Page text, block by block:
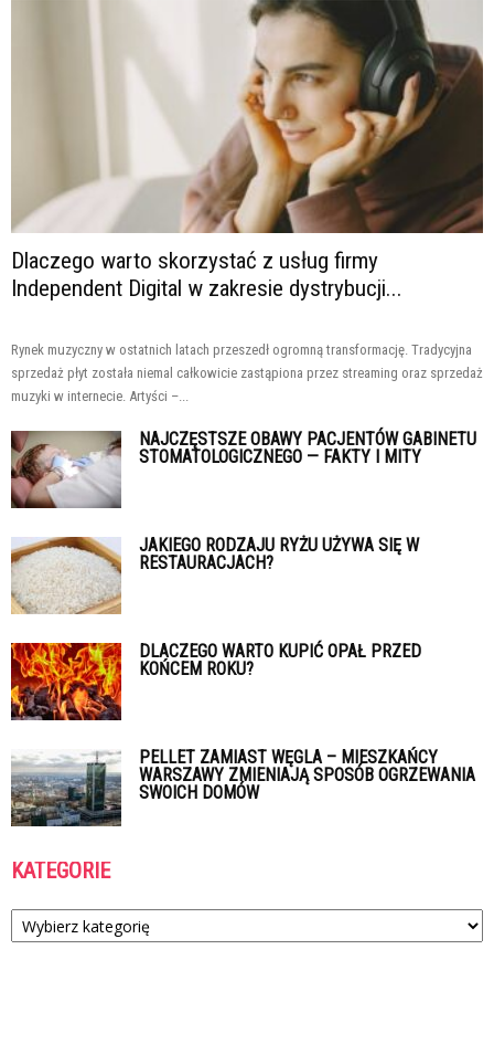
Dlaczego warto skorzystać z usług firmy
Independent Digital w zakresie dystrybucji...
Rynek muzyczny w ostatnich latach przeszedł ogromną transformację. Tradycyjna
sprzedaż płyt została niemal całkowicie zastąpiona przez streaming oraz sprzedaż
muzyki w internecie. Artyści –...
NAJCZĘSTSZE OBAWY PACJENTÓW GABINETU
STOMATOLOGICZNEGO — FAKTY I MITY
JAKIEGO RODZAJU RYŻU UŻYWA SIĘ W
RESTAURACJACH?
DLACZEGO WARTO KUPIĆ OPAŁ PRZED
KOŃCEM ROKU?
PELLET ZAMIAST WĘGLA – MIESZKAŃCY
WARSZAWY ZMIENIAJĄ SPOSÓB OGRZEWANIA
SWOICH DOMÓW
KATEGORIE
Kategorie